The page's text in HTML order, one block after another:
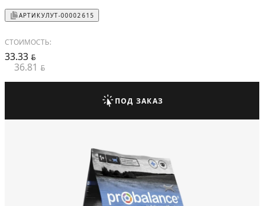
АРТИКУЛУТ-00002615
СТОИМОСТЬ:
33.33 BYN
36.81 BYN
ПОД ЗАКАЗ